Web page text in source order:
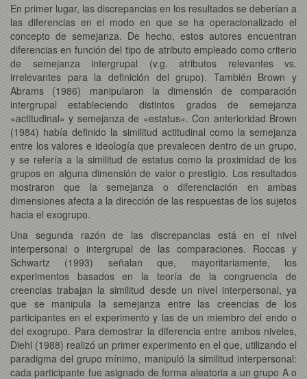
En primer lugar, las discrepancias en los resultados se deberían a
las diferencias en el modo en que se ha operacionalizado el
concepto de semejanza. De hecho, estos autores encuentran
diferencias en función del tipo de atributo empleado como criterio
de semejanza intergrupal (v.g. atributos relevantes vs.
irrelevantes para la definición del grupo). También Brown y
Abrams (1986) manipularon la dimensión de comparación
intergrupal estableciendo distintos grados de semejanza
«actitudinal» y semejanza de «estatus». Con anterioridad Brown
(1984) había definido la similitud actitudinal como la semejanza
entre los valores e ideología que prevalecen dentro de un grupo,
y se refería a la similitud de estatus como la proximidad de los
grupos en alguna dimensión de valor o prestigio. Los resultados
mostraron que la semejanza o diferenciación en ambas
dimensiones afecta a la dirección de las respuestas de los sujetos
hacia el exogrupo.
Una segunda razón de las discrepancias está en el nivel
interpersonal o intergrupal de las comparaciones. Roccas y
Schwartz (1993) señalan que, mayoritariamente, los
experimentos basados en la teoría de la congruencia de
creencias trabajan la similitud desde un nivel interpersonal, ya
que se manipula la semejanza entre las creencias de los
participantes en el experimento y las de un miembro del endo o
del exogrupo. Para demostrar la diferencia entre ambos niveles,
Diehl (1988) realizó un primer experimento en el que, utilizando el
paradigma del grupo mínimo, manipuló la similitud interpersonal:
cada participante fue asignado de forma aleatoria a un grupo A o